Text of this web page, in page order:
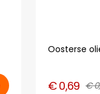
Oosterse
€ 0,69 €